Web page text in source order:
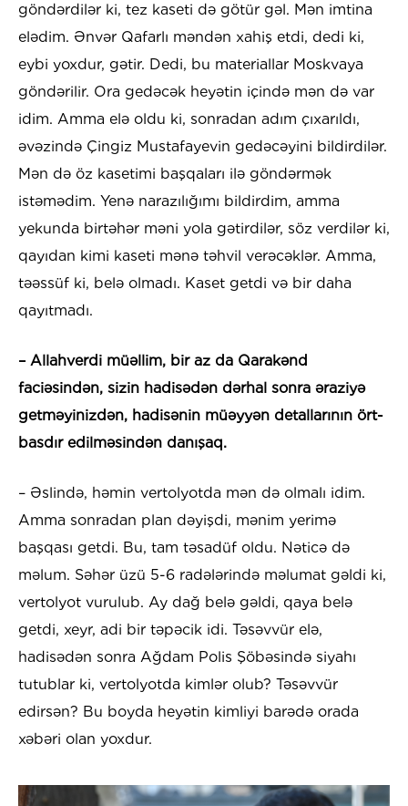
göndərdilər ki, tez kaseti də götür gəl. Mən imtina
elədim. Ənvər Qafarlı məndən xahiş etdi, dedi ki,
eybi yoxdur, gətir. Dedi, bu materiallar Moskvaya
göndərilir. Ora gedəcək heyətin içində mən də var
idim. Amma elə oldu ki, sonradan adım çıxarıldı,
əvəzində Çingiz Mustafayevin gedəcəyini bildirdilər.
Mən də öz kasetimi başqaları ilə göndərmək
istəmədim. Yenə narazılığımı bildirdim, amma
yekunda birtəhər məni yola gətirdilər, söz verdilər ki,
qayıdan kimi kaseti mənə təhvil verəcəklər. Amma,
təəssüf ki, belə olmadı. Kaset getdi və bir daha
qayıtmadı.
– Allahverdi müəllim, bir az da Qarakənd
faciəsindən, sizin hadisədən dərhal sonra əraziyə
getməyinizdən, hadisənin müəyyən detallarının ört-
basdır edilməsindən danışaq.
– Əslində, həmin vertolyotda mən də olmalı idim.
Amma sonradan plan dəyişdi, mənim yerimə
başqası getdi. Bu, tam təsadüf oldu. Nəticə də
məlum. Səhər üzü 5-6 radələrində məlumat gəldi ki,
vertolyot vurulub. Ay dağ belə gəldi, qaya belə
getdi, xeyr, adi bir təpəcik idi. Təsəvvür elə,
hadisədən sonra Ağdam Polis Şöbəsində siyahı
tutublar ki, vertolyotda kimlər olub? Təsəvvür
edirsən? Bu boyda heyətin kimliyi barədə orada
xəbəri olan yoxdur.